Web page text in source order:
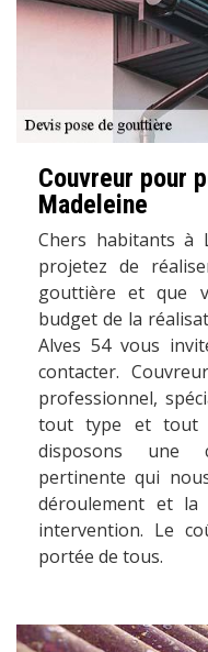
Couvreur pour
Madeleine
Chers habitants à
projetez de
gouttière et que
budget de la
Alves 54 vous
contacter.
professionnel,
tout type et tout
disposons une
pertinente qui
déroulement et
intervention. Le
portée de tous.